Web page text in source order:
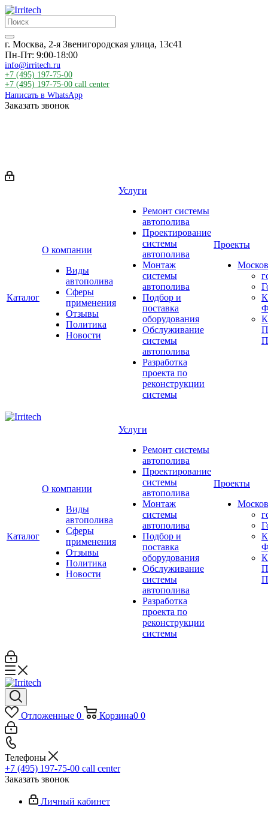
г. Москва, 2-я Звенигородская улица, 13с41
Пн-Пт: 9:00-18:00
info@irritech.ru
+7 (495) 197-75-00
+7 (495) 197-75-00 call center
Написать в WhatsApp
Заказать звонок
Каталог
О компании
Виды
автополива
Сферы
применения
Отзывы
Политика
Новости
Услуги
Ремонт системы
автополива
Проектирование
системы
автополива
Монтаж
системы
автополива
Подбор и
поставка
оборудования
Обслуживание
системы
автополива
Разработка
проекта по
реконструкции
системы
Проекты
Каталог
О компании
Виды
автополива
Сферы
применения
Отзывы
Политика
Новости
Услуги
Ремонт системы
автополива
Проектирование
системы
автополива
Монтаж
системы
автополива
Подбор и
поставка
оборудования
Обслуживание
системы
автополива
Разработка
проекта по
реконструкции
системы
Проекты
Отложенные 0 Корзина0 0
Телефоны
+7 (495) 197-75-00 call center
Заказать звонок
Личный кабинет